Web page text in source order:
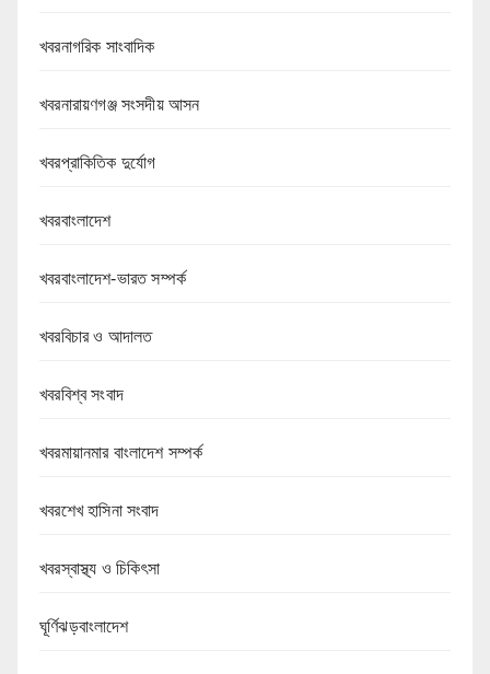
খবরনাগরিক সাংবাদিক
খবরনারায়ণগঞ্জ সংসদীয় আসন
খবরপ্রাকিতিক দুর্যোগ
খবরবাংলাদেশ
খবরবাংলাদেশ-ভারত সম্পর্ক
খবরবিচার ও আদালত
খবরবিশ্ব সংবাদ
খবরমায়ানমার বাংলাদেশ সম্পর্ক
খবরশেখ হাসিনা সংবাদ
খবরস্বাস্থ্য ও চিকিৎসা
ঘূর্ণিঝড়বাংলাদেশ